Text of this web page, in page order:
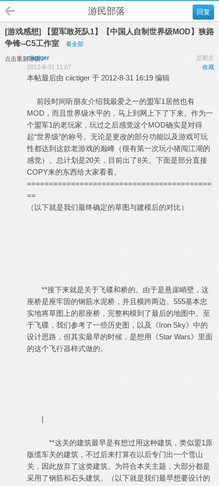
回复
游民部落
[游戏感想] 【盟军敢死队1】【中国人自制世界级MOD】狭路
争锋--C5工作室
看全部
点击重新加载 总舵主
ciictiger
收藏
2012-8-31 11:07
本帖最后由 ciictiger 于 2012-8-31 16:19 编辑
前段时间听朋友介绍我最爱之一的盟军1居然也有
MOD，而且世界级水平的，马上到网上下了下来。作为一
个盟军1的老玩家，玩过之后感觉这个MOD确实是对得
起“世界级”的称号。无论是更改的部分功能以及游戏可玩
性都达到这款老游戏的巅峰（很有第一次玩小猪闯江湖的
感觉）。总计划是20关，目前出了8关。下面是部分直接
COPY来的东西给大家看看。
==========================================
==
（以下就是我们最终确定的草图与建模后的对比）
**接下来就是关于飞碟和桥的。由于是悬崖峭壁，这
座桥是座牢固的钢筋水泥桥，并且横跨两边。555基本忠
实地将草图上的那座桥，完整构模到了最后的地图中。至
于飞碟，我们参考了一些历史图，以及《Iron Sky》中的
设计思路，但其实最早的时候，是想用《Star Wars》里面
的这个飞行器样式做的。
|
**这关的建筑最早是有想过用这种建筑，类似盟1原
版缆车关的建筑，不过后来打算在以后专门出一个雪山
关，因此放弃了这类建筑。为符合本关主题，大部分都是
采用了钢筋和石头建筑。（以下就是我们最早想要设计的